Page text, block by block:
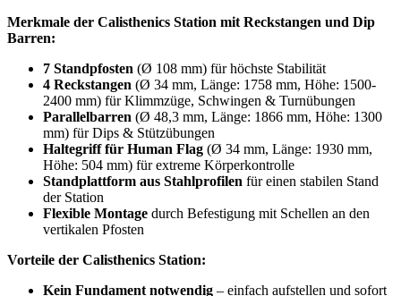
Merkmale der Calisthenics Station mit Reckstangen und Dip
Barren:
7 Standpfosten (Ø 108 mm) für höchste Stabilität
4 Reckstangen (Ø 34 mm, Länge: 1758 mm, Höhe: 1500-
2400 mm) für Klimmzüge, Schwingen & Turnübungen
Parallelbarren (Ø 48,3 mm, Länge: 1866 mm, Höhe: 1300
mm) für Dips & Stützübungen
Haltegriff für Human Flag (Ø 34 mm, Länge: 1930 mm,
Höhe: 504 mm) für extreme Körperkontrolle
Standplattform aus Stahlprofilen für einen stabilen Stand
der Station
Flexible Montage durch Befestigung mit Schellen an den
vertikalen Pfosten
Vorteile der Calisthenics Station:
Kein Fundament notwendig – einfach aufstellen und sofort